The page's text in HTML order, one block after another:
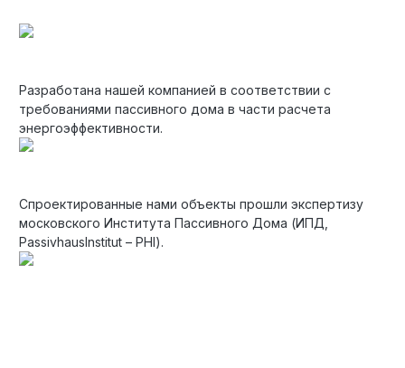
Разработана нашей компанией в соответствии с
требованиями пассивного дома в части расчета
энергоэффективности.
Спроектированные нами объекты прошли экспертизу
московского Института Пассивного Дома (ИПД,
PassivhausInstitut – PHI).